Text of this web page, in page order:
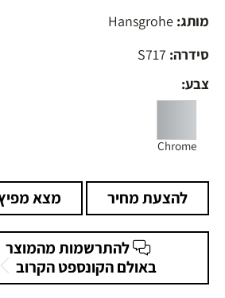
מותג:
סידרה:
צבע:
Chrome
להצעת מחיר מצא
להתרשמות מהמוצר
באולם הקונספט הקרוב